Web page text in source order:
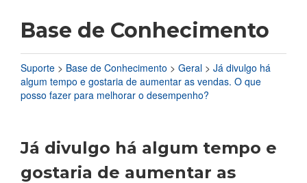
Base de Conhecimento
Suporte > Base de Conhecimento > Geral > Já divulgo há
algum tempo e gostaria de aumentar as vendas. O que
posso fazer para melhorar o desempenho?
Já divulgo há algum tempo e
gostaria de aumentar as